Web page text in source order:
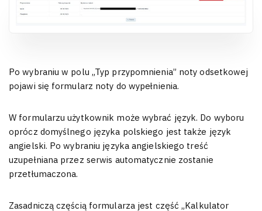
Po wybraniu w polu „Typ przypomnienia” noty odsetkowej
pojawi się formularz noty do wypełnienia.
W formularzu użytkownik może wybrać język. Do wyboru
oprócz domyślnego języka polskiego jest także język
angielski. Po wybraniu języka angielskiego treść
uzupełniana przez serwis automatycznie zostanie
przetłumaczona.
Zasadniczą częścią formularza jest część „Kalkulator